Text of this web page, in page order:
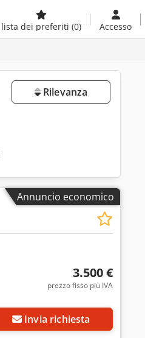
lista dei preferiti (0) Accesso
Rilevanza
Annuncio economico
3.500 €
prezzo fisso più IVA
Invia richiesta